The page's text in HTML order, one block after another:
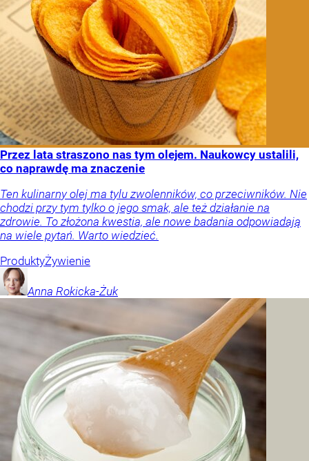
Przez lata straszono nas tym olejem. Naukowcy ustalili,
co naprawdę ma znaczenie
Ten kulinarny olej ma tylu zwolenników, co przeciwników. Nie
chodzi przy tym tylko o jego smak, ale też działanie na
zdrowie. To złożona kwestia, ale nowe badania odpowiadają
na wiele pytań. Warto wiedzieć.
ProduktyŻywienie
Anna Rokicka-Żuk